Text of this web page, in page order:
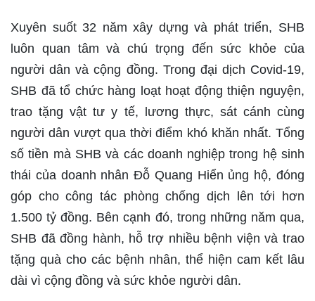
Xuyên suốt 32 năm xây dựng và phát triển, SHB
luôn quan tâm và chú trọng đến sức khỏe của
người dân và cộng đồng. Trong đại dịch Covid-19,
SHB đã tổ chức hàng loạt hoạt động thiện nguyện,
trao tặng vật tư y tế, lương thực, sát cánh cùng
người dân vượt qua thời điểm khó khăn nhất. Tổng
số tiền mà SHB và các doanh nghiệp trong hệ sinh
thái của doanh nhân Đỗ Quang Hiển ủng hộ, đóng
góp cho công tác phòng chống dịch lên tới hơn
1.500 tỷ đồng. Bên cạnh đó, trong những năm qua,
SHB đã đồng hành, hỗ trợ nhiều bệnh viện và trao
tặng quà cho các bệnh nhân, thể hiện cam kết lâu
dài vì cộng đồng và sức khỏe người dân.